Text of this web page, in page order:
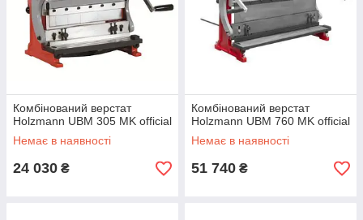
Комбінований верстат
Holzmann UBM 305 MK official
Немає в наявності
24 030 ₴
Комбінований верстат
Holzmann UBM 760 MK official
Немає в наявності
51 740 ₴